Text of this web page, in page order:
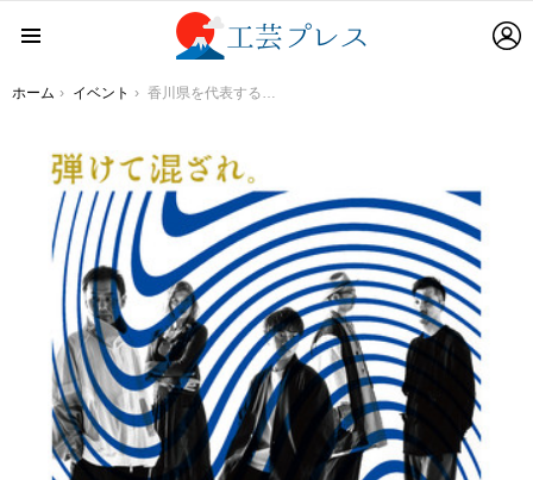
You are here:
ホーム イベント 香川県を代表する職人と世界的アーティストが共創する「SANUKI ReMIX(讃岐リミックス）」 プロジェクト第二弾「Exhibition」開催